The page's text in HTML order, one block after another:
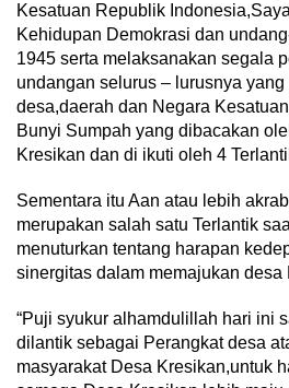
Kesatuan Republik
Kehidupan Demokrasi dan
1945 serta melaksanakan segala
undangan selurus – lurusnya
desa,daerah dan Negara
Bunyi Sumpah yang dibacakan
Kresikan dan di ikuti oleh 4
Sementara itu Aan atau lebih
merupakan salah satu Terlantik
menuturkan tentang harapan
sinergitas dalam memajukan desa
“Puji syukur alhamdulillah hari ini
dilantik sebagai Perangkat desa
masyarakat Desa Kresikan,untuk